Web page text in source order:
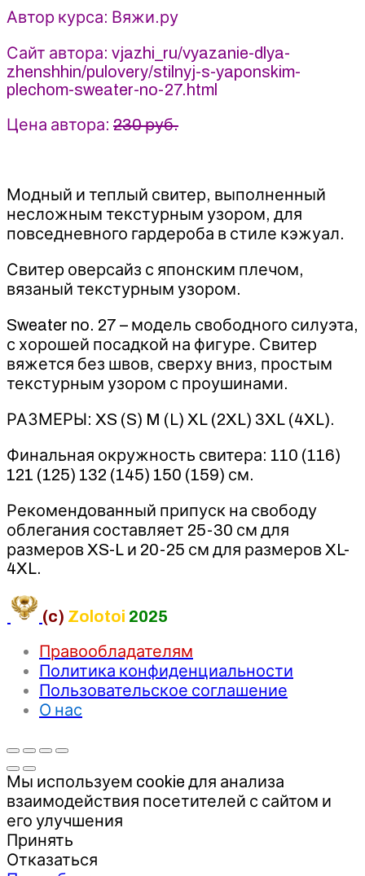
My
Favourite
Things
Автор курса: Вяжи.ру
Сайт автора: vjazhi_ru/vyazanie-dlya-
zhenshhin/pulovery/stilnyj-s-yaponskim-
plechom-sweater-no-27.html
Цена автора: 230 руб.
Модный и теплый свитер, выполненный
несложным текстурным узором, для
повседневного гардероба в стиле кэжуал.
Свитер оверсайз с японским плечом,
вязаный текстурным узором.
Sweater no. 27 – модель свободного силуэта,
с хорошей посадкой на фигуре. Свитер
вяжется без швов, сверху вниз, простым
текстурным узором с проушинами.
РАЗМЕРЫ: XS (S) M (L) XL (2XL) 3XL (4XL).
Финальная окружность свитера: 110 (116)
121 (125) 132 (145) 150 (159) см.
Рекомендованный припуск на свободу
облегания составляет 25-30 см для
размеров XS-L и 20-25 см для размеров XL-
4XL.
(c) Zolotoi 2025
Правообладателям
Политика конфиденциальности
Пользовательское соглашение
О нас
Мы используем cookie для анализа
взаимодействия посетителей с сайтом и
его улучшения
Принять
Отказаться